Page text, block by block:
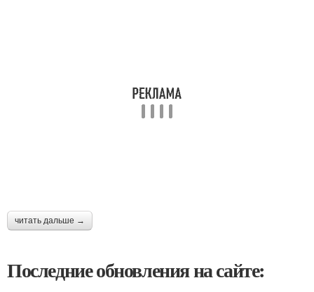
читать дальше →
Последние обновления на сайте: